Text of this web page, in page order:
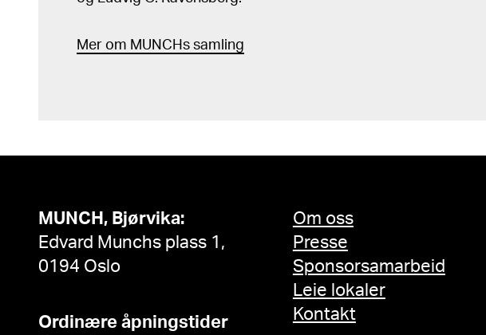
Mer om MUNCHs samling
MUNCH, Bjørvika:
Edvard Munchs plass 1,
0194 Oslo
Ordinære åpningstider
Om oss
Presse
Sponsorsamarbeid
Leie lokaler
Kontakt